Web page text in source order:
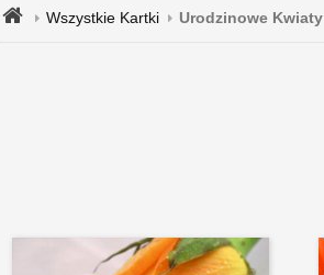
Wszystkie Kartki Urodzinowe Kwiaty